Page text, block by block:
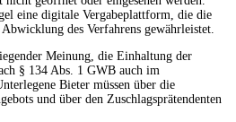
eine digitale Vergabeplattform, die die
des Verfahrens gewährleistet.
Meinung, die Einhaltung der
§ 134 Abs. 1 GWB auch im
Bieter müssen über die
und über den Zuschlagsprätendenten